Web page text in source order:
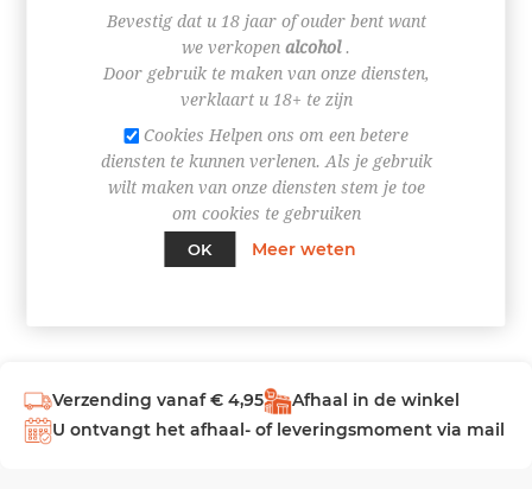
Wachtwoord vergeten?
INLOGGEN
Verzending vanaf € 4,95
Afhaal in de winkel
U ontvangt het afhaal- of leveringsmoment via mail
Bevestig dat u 18 jaar of ouder bent want
we verkopen alcohol.
Door gebruik te maken van onze diensten,
verklaart u 18+ te zijn
Cookies Helpen ons om een betere
diensten te kunnen verlenen. Als je gebruik
wilt maken van onze diensten stem je toe
om cookies te gebruiken
OK
Meer weten